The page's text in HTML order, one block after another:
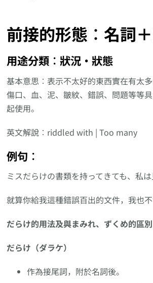
前接的形態︰名詞
用途分類︰狀況‧狀態
基本意思︰表示不太好的東西實在有太
傷口、血、泥、皺紋、錯誤、問題等等
起使用。
英文解說︰riddled with | Too many
例句︰
ミスだらけの書類を持ってきても、私は
就算你給我這種錯誤百出的文件，我也不
だらけ的用法及與まみれ、ずくめ的區別
だらけ（ダラケ）
作為接尾詞，附於名詞後。